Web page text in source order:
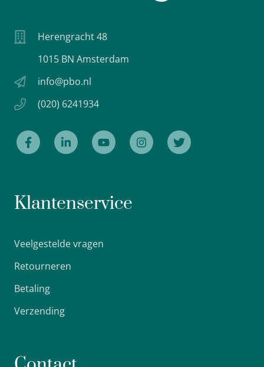
Herengracht 48
1015 BN Amsterdam
info@pbo.nl
(020) 6241934
Klantenservice
Veelgestelde vragen
Retourneren
Betaling
Verzending